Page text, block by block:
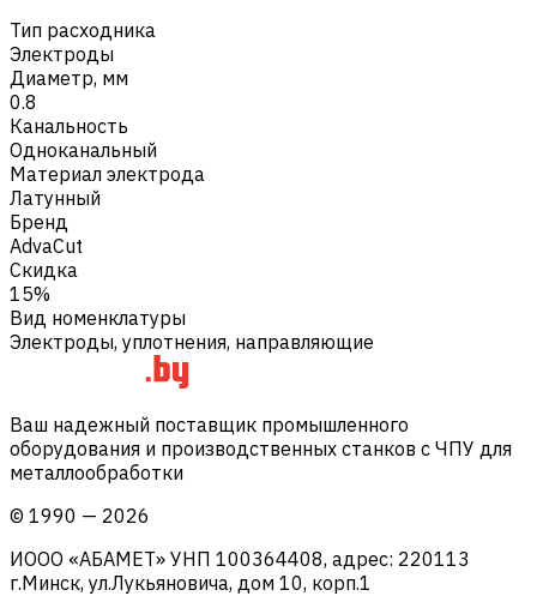
Тип расходника
Электроды
Диаметр, мм
0.8
Канальность
Одноканальный
Материал электрода
Латунный
Бренд
AdvaCut
Скидка
15%
Вид номенклатуры
Электроды, уплотнения, направляющие
Ваш надежный поставщик промышленного
оборудования и производственных станков с ЧПУ для
металлообработки
© 1990 — 2026
ИООО «АБАМЕТ» УНП 100364408, адрес: 220113
г.Минск, ул.Лукьяновича, дом 10, корп.1